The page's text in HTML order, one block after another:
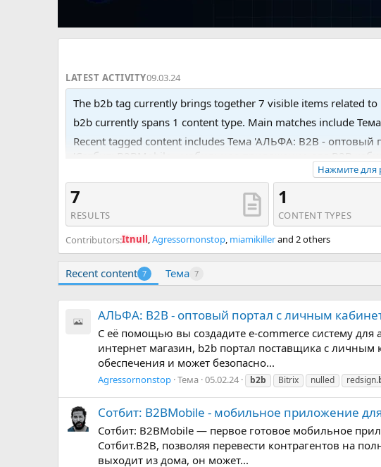
LATEST ACTIVITY09.03.24
The b2b tag currently brings together 7 visible items related to
b2b currently spans 1 content type. Main matches include
Recent tagged content includes Тема 'АЛЬФА: B2B -
'Сотбит: B2BMobile - мобильное приложение для B2B
оптовая платформа с личным кабинетом дилера |Нажмите для
7
RESULTS
1
CONTENT TYPES
Contributors:Itnull,Agressornonstop, miamikillerand 2 others
Recent content 7 Тема 7
АЛЬФА: B2B - оптовый портал с личным
С её помощью вы создадите e-commerce систему
интернет магазин, b2b портал поставщика с
обеспечения и может безопасно...
Agressornonstop Тема 05.02.24 b2b Bitrix nulled redsign.
Сотбит: B2BMobile - мобильное приложение
Сотбит: B2BMobile — первое готовое мобильное
Сотбит.B2B, позволяя перевести контрагентов на
выходит из дома, он может...